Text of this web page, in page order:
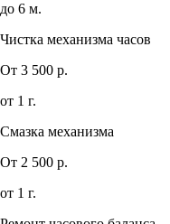
до 6 м.
Чистка механизма часов
От 3 500 р.
от 1 г.
Смазка механизма
От 2 500 р.
от 1 г.